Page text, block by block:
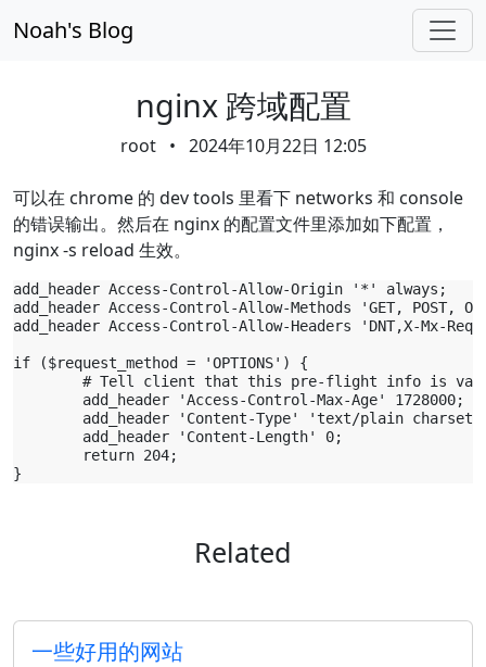
Noah's Blog
nginx 跨域配置
root • 2024年10月22日 12:05
可以在 chrome 的 dev tools 里看下 networks 和 console
的错误输出。然后在 nginx 的配置文件里添加如下配置，
nginx -s reload 生效。
add_header Access-Control-Allow-Origin '*' always;
add_header Access-Control-Allow-Methods 'GET, POST,
add_header Access-Control-Allow-Headers 'DNT,X-Mx-
if ($request_method = 'OPTIONS') {
# Tell client that this pre-flight info is
        add_header 'Access-Control-Max-Age' 1728000;
add_header 'Content-Type' 'text/plain
        add_header 'Content-Length' 0;
        return 204;
Related
一些好用的网站